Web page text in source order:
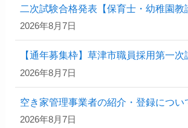
二次試験合格発表【保育士・幼稚園教
2026年8月7日
【通年募集枠】草津市職員採用第一
2026年8月7日
空き家管理事業者の紹介・登録につい
2026年8月7日